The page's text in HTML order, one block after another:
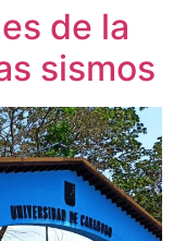
de la
sismos